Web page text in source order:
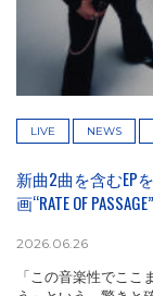
LIVE NEWS
新曲2曲を含むEP
画“RATE OF
2026.06.26
「この音楽性でこ